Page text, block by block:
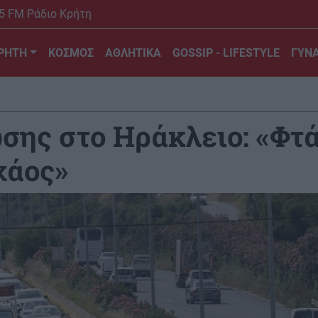
FM Ράδιο Κρήτη
ΚΟΣΜΟΣ ΑΘΛΗΤΙΚΑ GOSSIP - LIFESTYLE
στο Ηράκλειο: